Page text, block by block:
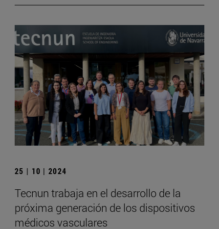
25 | 10 | 2024
Tecnun trabaja en el desarrollo de la
próxima generación de los dispositivos
médicos vasculares